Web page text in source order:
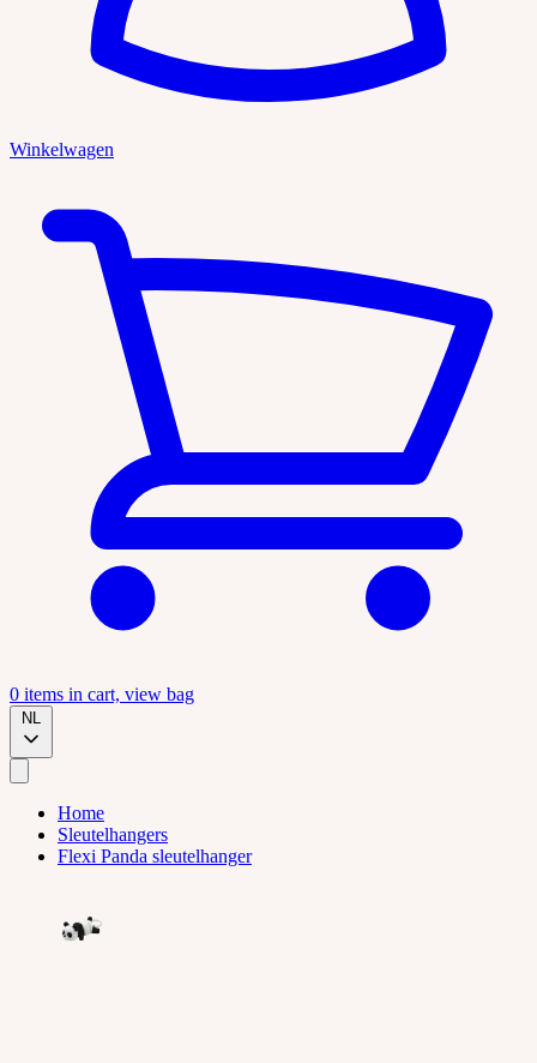
Winkelwagen
0 items in cart, view bag
NL
Home
Sleutelhangers
Flexi Panda sleutelhanger